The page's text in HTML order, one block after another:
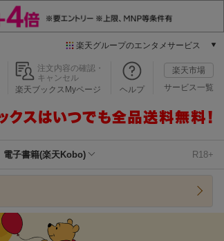
楽天グループのエンタメサービス
本/ゲーム/CD/DVD
楽天ブックス
楽天Kobo
注文内容の確認・
キャンセル
楽天ブックスMyページ
ヘルプ
楽天市場
サービス一覧
電子書籍(楽天Kobo) R18+